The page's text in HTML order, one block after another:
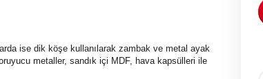
ise dik köşe kullanılarak zambak ve metal ayak
metaller, sandık içi MDF, hava kapsülleri ile